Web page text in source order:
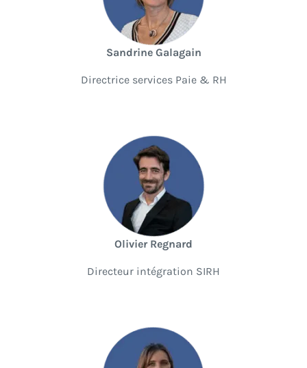
Sandrine Galagain
Directrice services Paie & RH
Olivier Regnard
Directeur intégration SIRH